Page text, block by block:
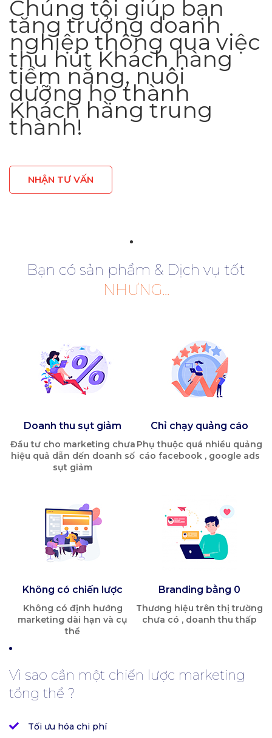
Chúng tôi giúp bạn
tăng trưởng doanh
nghiệp thông qua việc
thu hút Khách hàng
tiềm năng, nuôi
dưỡng họ thành
Khách hàng trung
thành!
NHẬN TƯ VẤN
Bạn có sản phẩm & Dịch vụ tốt
NHƯNG...
Doanh thu sụt giảm
Đầu tư cho marketing chưa
hiệu quả dẫn dến doanh số
sụt giảm
Chỉ chạy quảng cáo
Phụ thuộc quá nhiều quảng
cáo facebook , google ads
Không có chiến lược
Không có định hướng
marketing dài hạn và cụ
thể
Branding bằng 0
Thương hiệu trên thị trường
chưa có , doanh thu thấp
Vì sao cần một chiến lược marketing
tổng thể ?
Tối ưu hóa chi phí